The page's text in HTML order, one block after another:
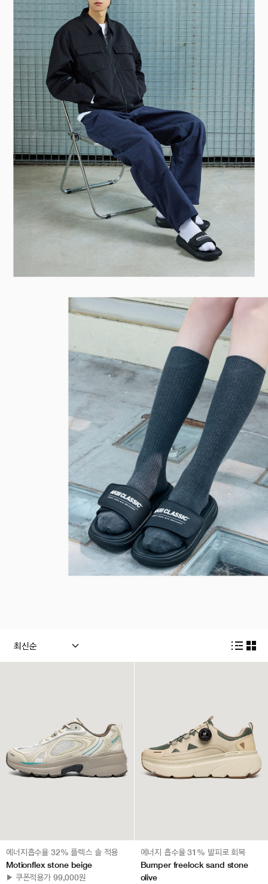
에너지흡수율 32% 플렉스 솔 적용
Motionflex stone beige
▶ 쿠폰적용가 99,000원
에너지 흡수율 31% 발피로 회복
Bumper freelock sand stone
olive